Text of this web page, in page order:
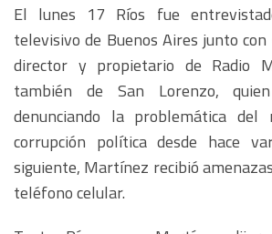
El lunes 17 Ríos fue
televisivo de Buenos Aires junto
director y propietario de Radio
también de San Lorenzo,
denunciando la problemática
corrupción política desde hace
siguiente, Martínez recibió
teléfono celular.